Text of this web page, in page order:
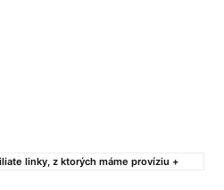
linky, z ktorých máme províziu +